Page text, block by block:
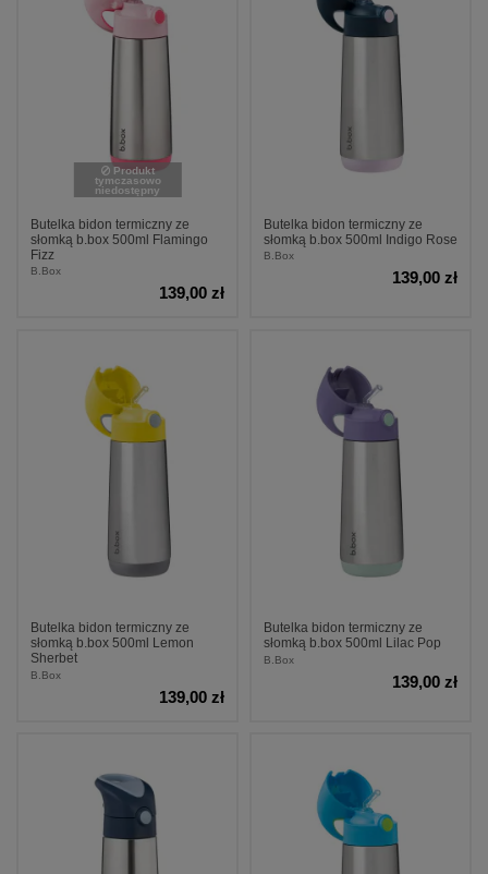
Produkt
tymczasowo
niedostępny
Butelka bidon termiczny ze
słomką b.box 500ml Flamingo
Fizz
B.Box
139,00 zł
Butelka bidon termiczny ze
słomką b.box 500ml Indigo Rose
B.Box
139,00 zł
Butelka bidon termiczny ze
słomką b.box 500ml Lemon
Sherbet
B.Box
139,00 zł
Butelka bidon termiczny ze
słomką b.box 500ml Lilac Pop
B.Box
139,00 zł